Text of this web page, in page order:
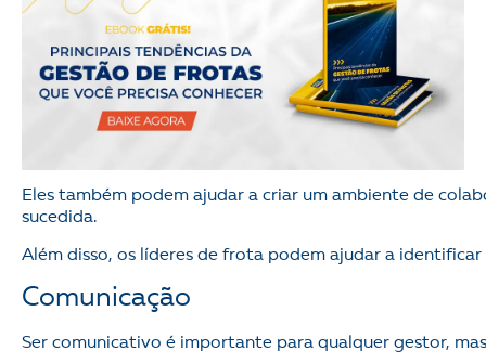
Eles também podem ajudar a criar um ambiente de
sucedida.
Além disso, os líderes de frota podem ajudar a
Comunicação
Ser comunicativo é importante para qualquer gestor,